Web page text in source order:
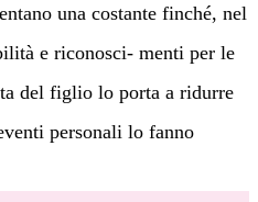
una costante finché, nel
e riconosci- menti per le
del figlio lo porta a ridurre
personali lo fanno